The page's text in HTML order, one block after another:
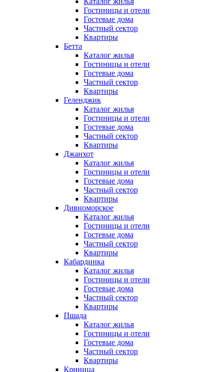
Гостиницы и отели
Гостевые дома
Частный сектор
Квартиры
Бетта
Каталог жилья
Гостиницы и отели
Гостевые дома
Частный сектор
Квартиры
Геленджик
Каталог жилья
Гостиницы и отели
Гостевые дома
Частный сектор
Квартиры
Джанхот
Каталог жилья
Гостиницы и отели
Гостевые дома
Частный сектор
Квартиры
Дивноморское
Каталог жилья
Гостиницы и отели
Гостевые дома
Частный сектор
Квартиры
Кабардинка
Каталог жилья
Гостиницы и отели
Гостевые дома
Частный сектор
Квартиры
Пшада
Каталог жилья
Гостиницы и отели
Гостевые дома
Частный сектор
Квартиры
Криница